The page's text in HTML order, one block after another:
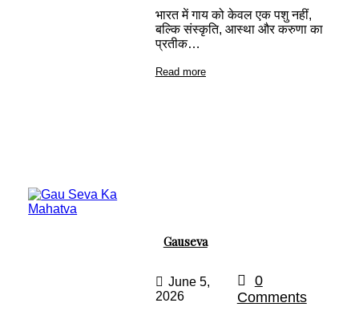
भारत में गाय को केवल एक पशु नहीं,
बल्कि संस्कृति, आस्था और करुणा का
प्रतीक…
Read more
Gauseva
June 5,
2026
0
Comments